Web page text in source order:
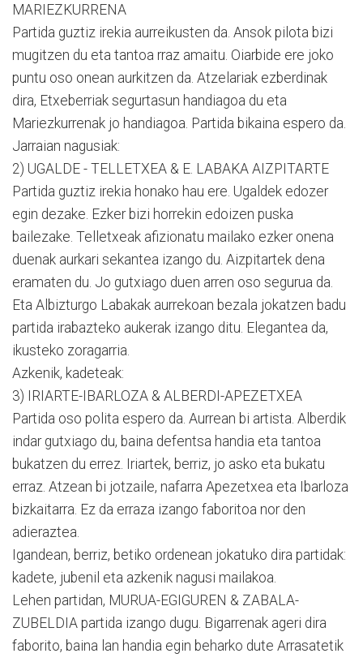
MARIEZKURRENA
Partida guztiz irekia aurreikusten da. Ansok pilota bizi
mugitzen du eta tantoa rraz amaitu. Oiarbide ere joko
puntu oso onean aurkitzen da. Atzelariak ezberdinak
dira, Etxeberriak segurtasun handiagoa du eta
Mariezkurrenak jo handiagoa. Partida bikaina espero da.
Jarraian nagusiak:
2) UGALDE - TELLETXEA & E. LABAKA AIZPITARTE
Partida guztiz irekia honako hau ere. Ugaldek edozer
egin dezake. Ezker bizi horrekin edoizen puska
bailezake. Telletxeak afizionatu mailako ezker onena
duenak aurkari sekantea izango du. Aizpitartek dena
eramaten du. Jo gutxiago duen arren oso segurua da.
Eta Albizturgo Labakak aurrekoan bezala jokatzen badu
partida irabazteko aukerak izango ditu. Elegantea da,
ikusteko zoragarria.
Azkenik, kadeteak:
3) IRIARTE-IBARLOZA & ALBERDI-APEZETXEA
Partida oso polita espero da. Aurrean bi artista. Alberdik
indar gutxiago du, baina defentsa handia eta tantoa
bukatzen du errez. Iriartek, berriz, jo asko eta bukatu
erraz. Atzean bi jotzaile, nafarra Apezetxea eta Ibarloza
bizkaitarra. Ez da erraza izango faboritoa nor den
adieraztea.
Igandean, berriz, betiko ordenean jokatuko dira partidak:
kadete, jubenil eta azkenik nagusi mailakoa.
Lehen partidan, MURUA-EGIGUREN & ZABALA-
ZUBELDIA partida izango dugu. Bigarrenak ageri dira
faborito, baina lan handia egin beharko dute Arrasatetik